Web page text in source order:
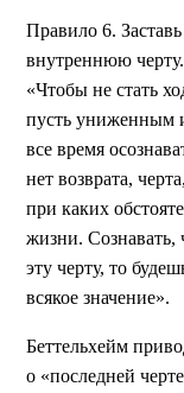
Правило 6.
внутреннюю черту.
«Чтобы не стать
пусть униженным
все время
нет возврата,
при каких
жизни. Сознавать,
эту черту, то
всякое значение».
Беттельхейм
о «последней